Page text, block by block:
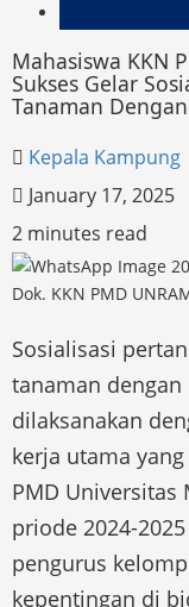
Mahasiswa KKN
Sukses Gelar
Tanaman
Kepala Kampung
January 17, 2025
2 minutes read
Dok. KKN PMD
Sosialisasi
tanaman
dilaksanakan
kerja utama
PMD Universitas
priode 2024-
pengurus
kepentingan di